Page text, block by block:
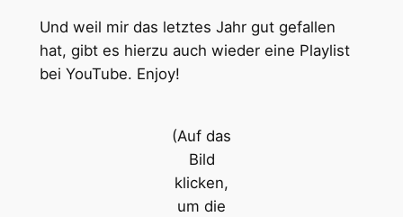
Und weil mir das letztes Jahr gut gefallen
hat, gibt es hierzu auch wieder eine Playlist
bei YouTube. Enjoy!
(Auf das
Bild
klicken,
um die